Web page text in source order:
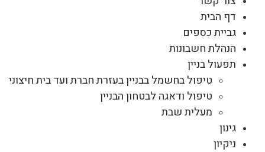
דף הבית
גביית כספים
הנהלת חשבונות
תפעול בניין
טיפול בחשמל בבניין בעזרת חברת ועד בית חיצוני
טיפול ודאגה לבטחון הבניין
מעלית שבת
גינון
ניקיון